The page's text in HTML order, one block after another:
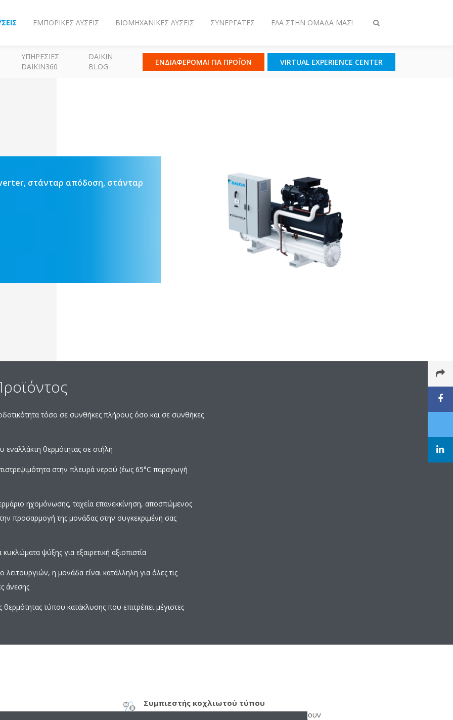
Εναλλαγή
ΕΜΠΟΡΙΚΈΣ ΛΎΣΕΙΣ ΒΙΟΜΗΧΑΝΙΚΈΣ ΛΎΣΕΙΣ ΣΥΝΕΡΓΆΤΕΣ ΈΛΑ ΣΤΗΝ ΟΜΆΔΑ ΜΑΣ!
ΥΠΗΡΕΣΊΕΣ
DAIKIN360
DAIKIN
BLOG
ΕΝΔΙΑΦΕΡΟΜΑΙ ΓΙΑ ΠΡΟΪΟΝ VIRTUAL EXPERIENCE CENTER
στάνταρ απόδοση, στάνταρ
τόσο σε συνθήκες πλήρους όσο και σε συνθήκες
εναλλάκτη θερμότητας σε στήλη
στην πλευρά νερού (έως 65°C παραγωγή
ηχομόνωσης, ταχεία επανεκκίνηση, αποσπώμενος
προσαρμογή της μονάδας στην συγκεκριμένη σας
ψύξης για εξαιρετική αξιοπιστία
η μονάδα είναι κατάλληλη για όλες τις
άνεσης
θερμότητας τύπου κατάκλυσης που επιτρέπει μέγιστες
συνεχώς την ταχύτητα
Συμπιεστής κοχλιωτού τύπου
Οι συμπιεστές κοχλιωτού τύπου (single screw) έχουν